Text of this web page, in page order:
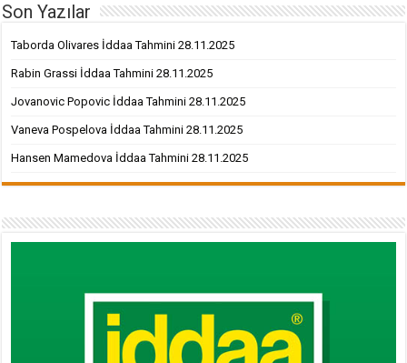
Son Yazılar
Taborda Olivares İddaa Tahmini 28.11.2025
Rabin Grassi İddaa Tahmini 28.11.2025
Jovanovic Popovic İddaa Tahmini 28.11.2025
Vaneva Pospelova İddaa Tahmini 28.11.2025
Hansen Mamedova İddaa Tahmini 28.11.2025